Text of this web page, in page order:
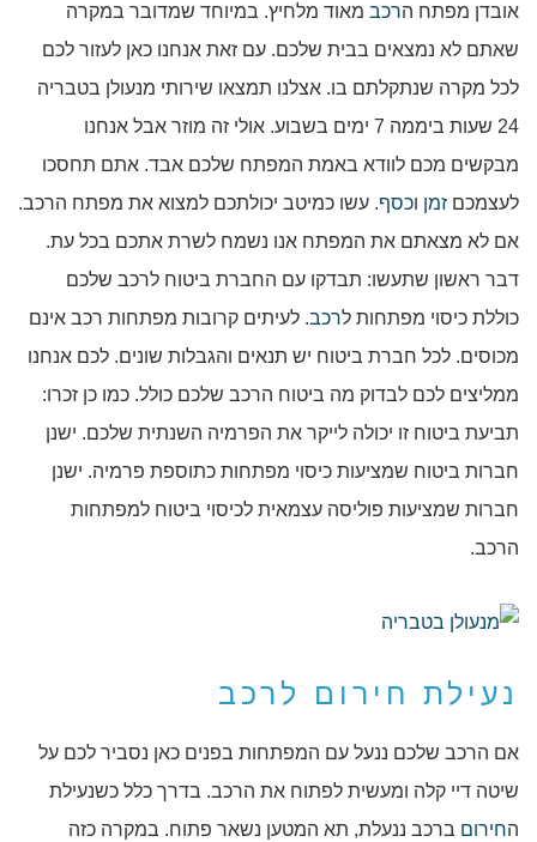
אובדן מפתח הרכב מאוד מלחיץ. במיוחד שמדובר במקרה
שאתם לא נמצאים בבית שלכם. עם זאת אנחנו כאן לעזור לכם
לכל מקרה שנתקלתם בו. אצלנו תמצאו שירותי מנעולן בטבריה
24 שעות ביממה 7 ימים בשבוע. אולי זה מוזר אבל אנחנו
מבקשים מכם לוודא באמת המפתח שלכם אבד. אתם תחסכו
לעצמכם זמן וכסף. עשו כמיטב יכולתכם למצוא את מפתח הרכב.
אם לא מצאתם את המפתח אנו נשמח לשרת אתכם בכל עת.
דבר ראשון שתעשו: תבדקו עם החברת ביטוח לרכב שלכם
כוללת כיסוי מפתחות לרכב. לעיתים קרובות מפתחות רכב אינם
מכוסים. לכל חברת ביטוח יש תנאים והגבלות שונים. לכם אנחנו
ממליצים לכם לבדוק מה ביטוח הרכב שלכם כולל. כמו כן זכרו:
תביעת ביטוח זו יכולה לייקר את הפרמיה השנתית שלכם. ישנן
חברות ביטוח שמציעות כיסוי מפתחות כתוספת פרמיה. ישנן
חברות שמציעות פוליסה עצמאית לכיסוי ביטוח למפתחות
הרכב.
נעילת חירום לרכב
אם הרכב שלכם ננעל עם המפתחות בפנים כאן נסביר לכם על
שיטה דיי קלה ומעשית לפתוח את הרכב. בדרך כלל כשנעילת
החירום ברכב ננעלת, תא המטען נשאר פתוח. במקרה כזה